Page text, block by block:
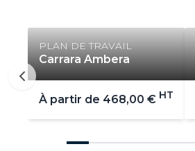
PLAN DE TRAVAIL
Carrara Ambera
À partir de 468,00 € HT